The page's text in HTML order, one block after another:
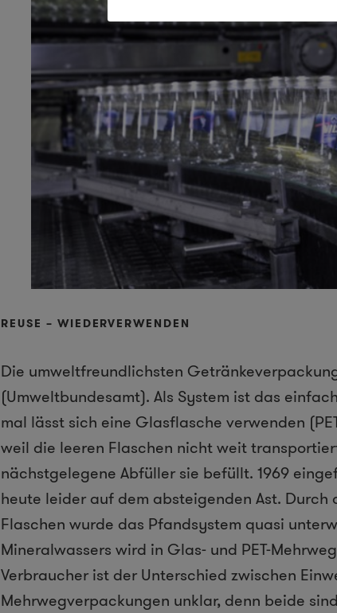
REUSE – WIEDERVERWENDEN
Die umweltfreundlichsten
(Umweltbundesamt). Als System ist das
mal lässt sich eine Glasflasche verwenden
weil die leeren Flaschen nicht weit
nächstgelegene Abfüller sie befüllt. 1969
heute leider auf dem absteigenden Ast.
Flaschen wurde das Pfandsystem quasi
Mineralwassers wird in Glas- und PET-
Verbraucher ist der Unterschied zwischen
Mehrwegverpackungen unklar, denn beide